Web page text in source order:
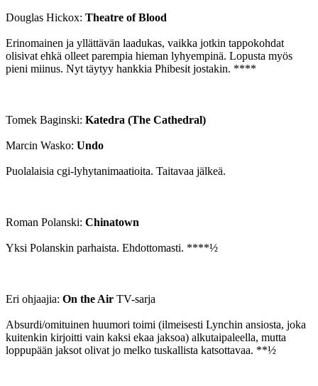
Douglas Hickox: Theatre of Blood
Erinomainen ja yllättävän laadukas, vaikka jotkin tappokohdat
olisivat ehkä olleet parempia hieman lyhyempinä. Lopusta myös
pieni miinus. Nyt täytyy hankkia Phibesit jostakin. ****
Tomek Baginski: Katedra (The Cathedral)
Marcin Wasko: Undo
Puolalaisia cgi-lyhytanimaatioita. Taitavaa jälkeä.
Roman Polanski: Chinatown
Yksi Polanskin parhaista. Ehdottomasti. ****½
Eri ohjaajia: On the Air TV-sarja
Absurdi/omituinen huumori toimi (ilmeisesti Lynchin ansiosta, joka
kuitenkin kirjoitti vain kaksi ekaa jaksoa) alkutaipaleella, mutta
loppupään jaksot olivat jo melko tuskallista katsottavaa. **½